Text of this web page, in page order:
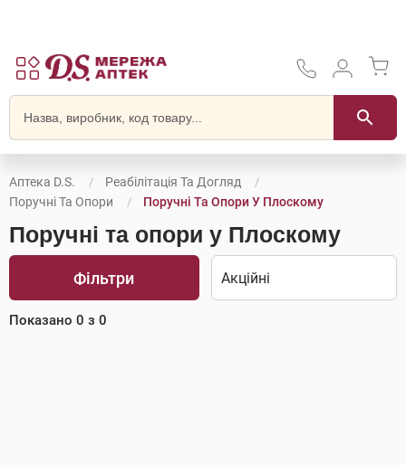
Аптека D.S.
Реабілітація Та Догляд
Поручні Та Опори
Поручні Та Опори У Плоскому
Поручні та опори у Плоскому
Фільтри
Показано 0 з 0